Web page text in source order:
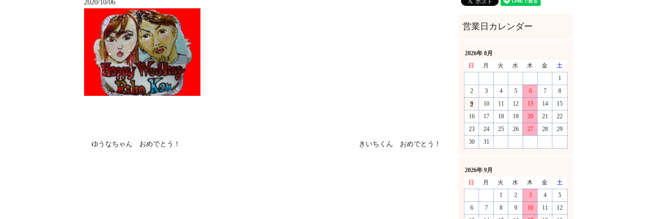
2020/10/06
ゆうなちゃん おめでとう！ きいちくん おめでとう！
2026年 8月
日
月 火 水 木 金
土
1
2
3 4 5 6 7
8
9
10 11 12 13 14
15
16
17 18 19 20 21
22
23
24 25 26 27 28
29
30
31
2026年 9月
日
月 火 水 木 金
土
1
2 3 4
5
6
7 8 9 10 11
12